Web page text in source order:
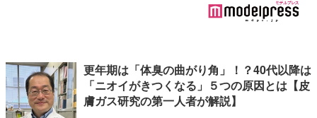
更年期は「体臭の曲がり角」！？40代以降は
「ニオイがきつくなる」５つの原因とは【皮
膚ガス研究の第一人者が解説】